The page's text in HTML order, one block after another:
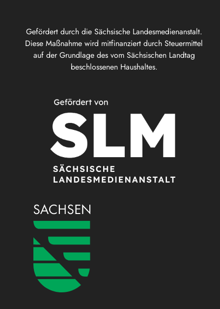
Gefördert durch die Sächsische Landesmedienanstalt.
Diese Maßnahme wird mitfinanziert durch Steuermittel
auf der Grundlage des vom Sächsischen Landtag
beschlossenen Haushaltes.